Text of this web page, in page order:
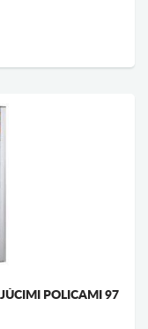
POLICAMI 97